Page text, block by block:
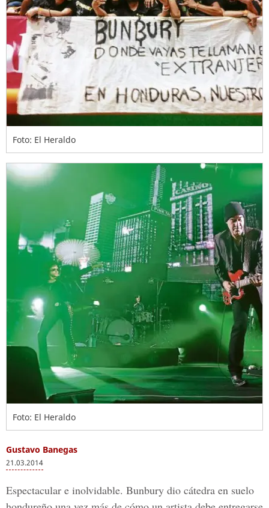
Foto: El Heraldo
Foto: El Heraldo
Gustavo Banegas
21.03.2014
Espectacular e inolvidable. Bunbury dio cátedra en suelo